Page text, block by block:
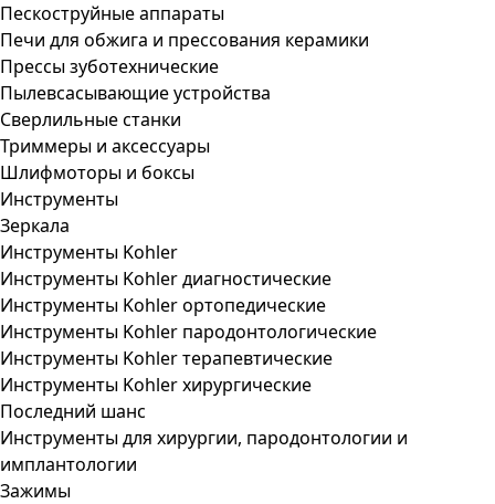
Пескоструйные аппараты
Печи для обжига и прессования керамики
Прессы зуботехнические
Пылевсасывающие устройства
Сверлильные станки
Триммеры и аксессуары
Шлифмоторы и боксы
Инструменты
Зеркала
Инструменты Kohler
Инструменты Kohler диагностические
Инструменты Kohler ортопедические
Инструменты Kohler пародонтологические
Инструменты Kohler терапевтические
Инструменты Kohler хирургические
Последний шанс
Инструменты для хирургии, пародонтологии и
имплантологии
Зажимы